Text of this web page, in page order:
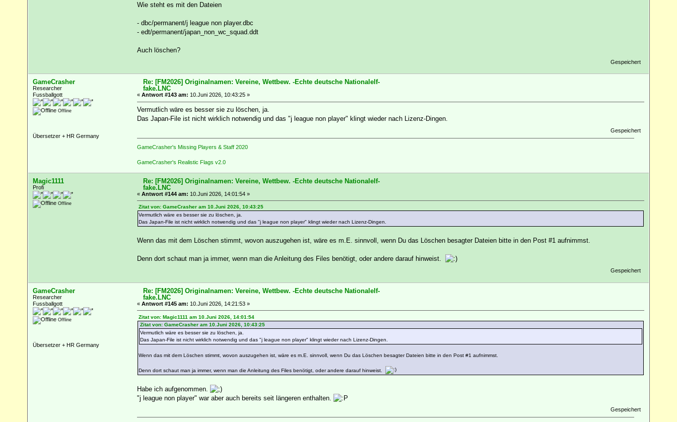
Wie steht es mit den Dateien
- dbc/permanent/j league non player.dbc
- edt/permanent/japan_non_wc_squad.ddt
Auch löschen?
Gespeichert
GameCrasher
Researcher
Fussballgott
Offline
Übersetzer + HR Germany
Re: [FM2026] Originalnamen: Vereine, Wettbew. -Echte deutsche Nationalelf-
fake.LNC
« Antwort #143 am: 10.Juni 2026, 10:43:25 »
Vermutlich wäre es besser sie zu löschen, ja.
Das Japan-File ist nicht wirklich notwendig und das "j league non player" klingt wieder nach Lizenz-Dingen.
Gespeichert
GameCrasher's Missing Players & Staff 2020
GameCrasher's Realistic Flags v2.0
Magic1111
Profi
Offline
Re: [FM2026] Originalnamen: Vereine, Wettbew. -Echte deutsche Nationalelf-
fake.LNC
« Antwort #144 am: 10.Juni 2026, 14:01:54 »
Zitat von: GameCrasher am 10.Juni 2026, 10:43:25
Vermutlich wäre es besser sie zu löschen, ja.
Das Japan-File ist nicht wirklich notwendig und das "j league non player" klingt wieder nach Lizenz-Dingen.
Wenn das mit dem Löschen stimmt, wovon auszugehen ist, wäre es m.E. sinnvoll, wenn Du das Löschen besagter Dateien bitte in den Post #1 aufnimmst.
Denn dort schaut man ja immer, wenn man die Anleitung des Files benötigt, oder andere darauf hinweist.
Gespeichert
GameCrasher
Researcher
Fussballgott
Offline
Übersetzer + HR Germany
Re: [FM2026] Originalnamen: Vereine, Wettbew. -Echte deutsche Nationalelf-
fake.LNC
« Antwort #145 am: 10.Juni 2026, 14:21:53 »
Zitat von: Magic1111 am 10.Juni 2026, 14:01:54
Zitat von: GameCrasher am 10.Juni 2026, 10:43:25
Vermutlich wäre es besser sie zu löschen, ja.
Das Japan-File ist nicht wirklich notwendig und das "j league non player" klingt wieder nach Lizenz-Dingen.
Wenn das mit dem Löschen stimmt, wovon auszugehen ist, wäre es m.E. sinnvoll, wenn Du das Löschen besagter Dateien bitte in den Post #1 aufnimmst.
Denn dort schaut man ja immer, wenn man die Anleitung des Files benötigt, oder andere darauf hinweist.
Habe ich aufgenommen.
"j league non player" war aber auch bereits seit längeren enthalten.
Gespeichert